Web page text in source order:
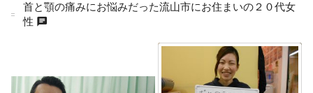
首と顎の痛みにお悩みだった流山市にお住まいの２０代女
性 chat